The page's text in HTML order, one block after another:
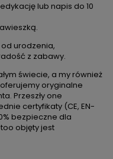
lub napis do 10
urodzenia,
z zabawy.
świecie, a my również
oryginalne
Przeszły one
certyfikaty (CE, EN-
bezpieczne dla
objęty jest